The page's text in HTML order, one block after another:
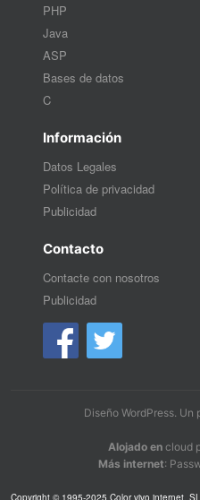
PHP
Java
ASP
Bases de datos
C
Información
Datos Legales
Política de privacidad
Publicidad
Contacto
Contacte con nosotros
Publicidad
Diseño WordPress. Un
Alojado en cloud
Más internet:
Copyright © 1995-2025 Color vivo internet,